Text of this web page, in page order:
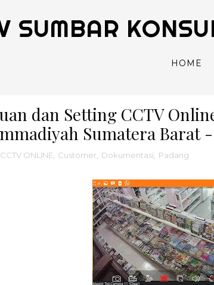
SUMBAR
HOME
dan Setting CCTV
Sumatera Barat
CCTV ONLINE Customer Dokumentasi Padang